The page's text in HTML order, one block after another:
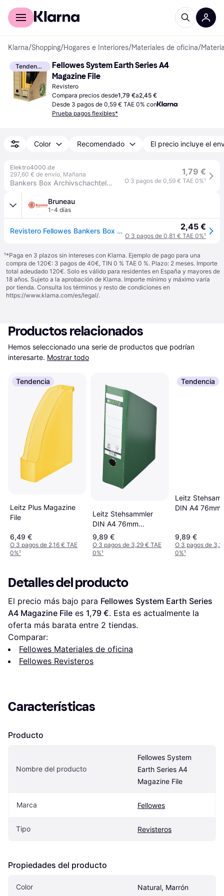
Comprar con Klarna
Klarna/Shopping/Hogares e Interiores/Materiales de oficina/
Tendencia
Fellowes System Earth Series A4
Magazine File
Revistero
Compara precios desde1,79 €a2,45 €
Desde 3 pagos de 0,59 € TAE 0% con
Prueba pagos flexibles*
Color Recomendado El precio incluye el
Elektro4000.de
297,60 € de envío, Mañana
Bankers Box Archivschachtel Earth Series 4470001 braun 128436472
1,79 €
O 3 pagos de 0,59 € TAE 0%¹
Bruneau
1-4 días
Revistero Fellowes Bankers Box Earth lomo 8,2 cm 2,45 €
O 3 pagos de 0,81 € TAE 0%¹
¹*Paga en 3 plazos sin intereses con Klarna. Ejemplo de pago para una
compra de 120€: 3 pagos de 40€, TIN 0 % TAE 0 %. Plazo: 2 meses. Importe
total adeudado 120€. Solo es válido para residentes en España y mayores de
18 años. Sujeto a la aprobación de Klarna. Importe mínimo y máximo varía
por tienda. Consulta los términos y resto de condiciones en
https://www.klarna.com/es/legal/.
Productos relacionados
Hemos seleccionado una serie de productos que podrían
interesarte. Mostrar todo
Tendencia
Leitz Plus Magazine
File
6,49 €
O 3 pagos de 2,16 € TAE
0%¹
Leitz Stehsammler
DIN A4 76mm
Hartpappe RC Grün
9,89 €
O 3 pagos de 3,29 € TAE
0%¹
Tendencia
Leitz
DIN A4 76mm
9,89 €
O 3 pagos de
0%¹
Detalles del producto
El precio más bajo para Fellowes System Earth Series
A4 Magazine File es 1,79 €. Esta es actualmente la
oferta más barata entre 2 tiendas.
Comparar:
Fellowes Materiales de oficina
Fellowes Revisteros
Características
Producto
Nombre del producto
Fellowes System
Earth Series A4
Magazine File
Marca Fellowes
Tipo Revisteros
Propiedades del producto
Color Natural, Marrón